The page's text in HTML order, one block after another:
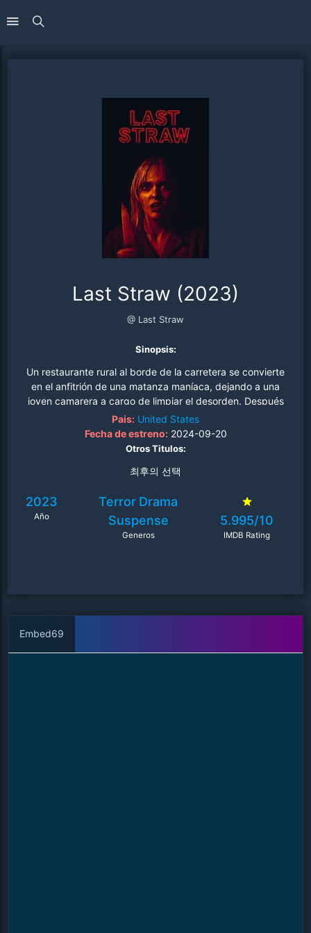
Last Straw (2023)
@ Last Straw
Sinopsis:
Un restaurante rural al borde de la carretera se convierte
en el anfitrión de una matanza maníaca, dejando a una
joven camarera a cargo de limpiar el desorden. Después
de que la testaruda Nancy despide al personal del
restaurante de su padre, decide cubrir sola el último
turno de la noche. Lo que ella no sabe es que no está
empiezan a salirse de control, deberá luchar por su vida
Pais: United States
Fecha de estreno:2024-09-20
Otros Titulos:
최후의 선택
2023
Año
Terror Drama
Suspense
Generos
5.995/10
IMDB Rating
Embed69